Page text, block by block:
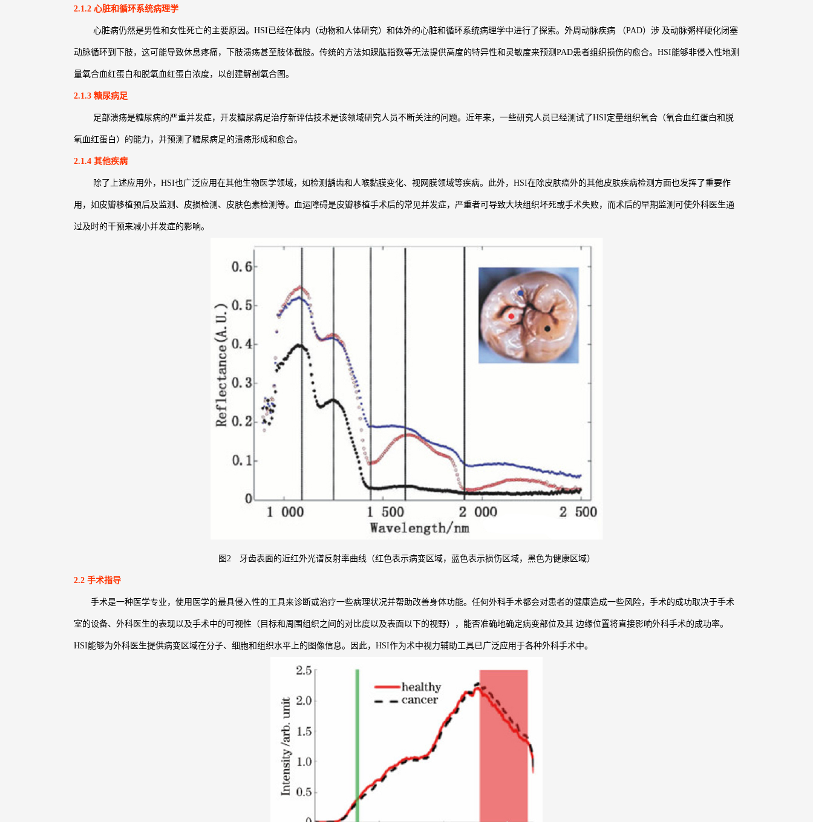
2.1.2 心脏和循环系统病理学
心脏病仍然是男性和女性死亡的主要原因。HSI已经在体内（动物和人体研究）和体外的心脏和循环系统病理学中进行了探索。外周动脉疾病 （PAD）涉 及动脉粥样硬化闭塞
动脉循环到下肢，这可能导致休息疼痛，下肢溃疡甚至肢体截肢。传统的方法如踝肱指数等无法提供高度的特异性和灵敏度来预测PAD患者组织损伤的愈合。HSI能够非侵入性地测
量氧合血红蛋白和脱氧血红蛋白浓度，以创建解剖氧合图。
2.1.3 糖尿病足
足部溃疡是糖尿病的严重并发症，开发糖尿病足治疗新评估技术是该领域研究人员不断关注的问题。近年来，一些研究人员已经测试了HSI定量组织氧合（氧合血红蛋白和脱
氧血红蛋白）的能力，并预测了糖尿病足的溃疡形成和愈合。
2.1.4 其他疾病
除了上述应用外，HSI也广泛应用在其他生物医学领域，如检测龋齿和人喉黏膜变化、视网膜领域等疾病。此外，HSI在除皮肤癌外的其他皮肤疾病检测方面也发挥了重要作
用，如皮瓣移植预后及监测、皮损检测、皮肤色素检测等。血运障碍是皮瓣移植手术后的常见并发症，严重者可导致大块组织坏死或手术失败，而术后的早期监测可使外科医生通
过及时的干预来减小并发症的影响。
图2 牙齿表面的近红外光谱反射率曲线（红色表示病变区域，蓝色表示损伤区域，黑色为健康区域）
2.2 手术指导
手术是一种医学专业，使用医学的最具侵入性的工具来诊断或治疗一些病理状况并帮助改善身体功能。任何外科手术都会对患者的健康造成一些风险，手术的成功取决于手术
室的设备、外科医生的表现以及手术中的可视性（目标和周围组织之间的对比度以及表面以下的视野），能否准确地确定病变部位及其 边缘位置将直接影响外科手术的成功率。
HSI能够为外科医生提供病变区域在分子、细胞和组织水平上的图像信息。因此，HSI作为术中视力辅助工具已广泛应用于各种外科手术中。